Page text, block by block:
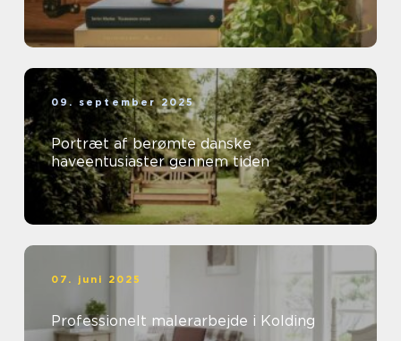
09. september 2025
Portræt af berømte danske
haveentusiaster gennem tiden
07. juni 2025
Professionelt malerarbejde i Kolding